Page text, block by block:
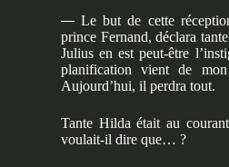
—Le but de cette
prince Fernand, déclara
Julius en est peut-être
planification vient de
Aujourd’hui, il perdra tout.
Tante Hilda était au
voulait-il dire que… ?